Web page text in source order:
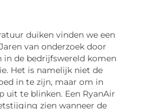
duiken vinden we een
van onderzoek door
in de bedrijfswereld komen
Het is namelijk niet de
in te zijn, maar om in
uit te blinken. Een RyanAir
zien wanneer de